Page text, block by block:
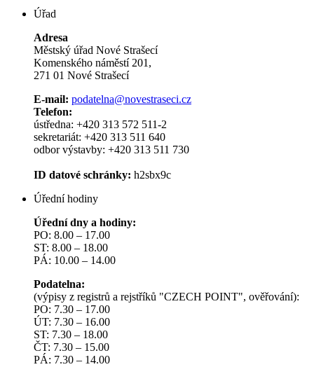
Úřad
Adresa
Městský úřad Nové Strašecí
Komenského náměstí 201,
271 01 Nové Strašecí
E-mail: podatelna@novestraseci.cz
Telefon:
ústředna: +420 313 572 511-2
sekretariát: +420 313 511 640
odbor výstavby: +420 313 511 730
ID datové schránky: h2sbx9c
Úřední hodiny
Úřední dny a hodiny:
PO: 8.00 – 17.00
ST: 8.00 – 18.00
PÁ: 10.00 – 14.00
Podatelna:
(výpisy z registrů a rejstříků "CZECH POINT", ověřování):
PO: 7.30 – 17.00
ÚT: 7.30 – 16.00
ST: 7.30 – 18.00
ČT: 7.30 – 15.00
PÁ: 7.30 – 14.00